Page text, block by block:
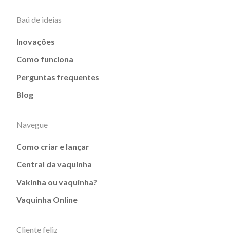
Baú de ideias
Inovações
Como funciona
Perguntas frequentes
Blog
Navegue
Como criar e lançar
Central da vaquinha
Vakinha ou vaquinha?
Vaquinha Online
Cliente feliz